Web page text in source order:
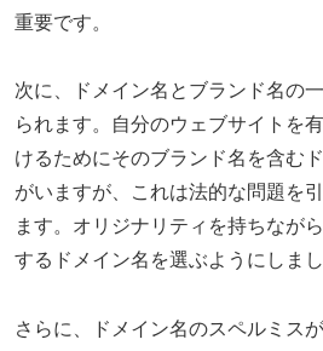
重要です。
次に、ドメイン名とブランド名の
られます。自分のウェブサイトを
けるためにそのブランド名を含む
がいますが、これは法的な問題を
ます。オリジナリティを持ちなが
するドメイン名を選ぶようにしまし
さらに、ドメイン名のスペルミス